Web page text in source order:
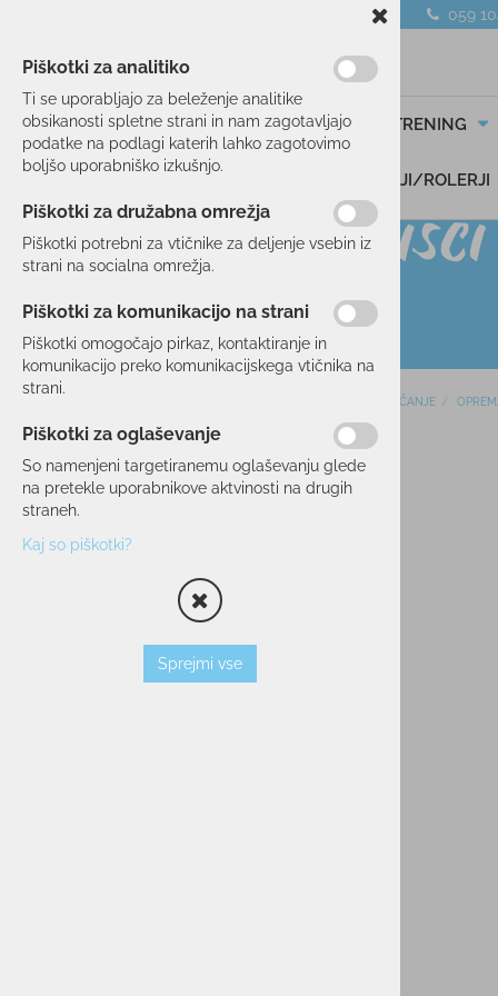
059
SMUČANJE TEK/TRENING
DARILNI BONI SKIROJI/ROLERJI
OBLAČILA
SMUČANJE
12 %
Piškotki za analitiko
Ti se uporabljajo za beleženje analitike
obsikanosti spletne strani in nam zagotavljajo
podatke na podlagi katerih lahko zagotovimo
boljšo uporabniško izkušnjo.
Piškotki za družabna omrežja
Piškotki potrebni za vtičnike za deljenje vsebin iz
strani na socialna omrežja.
Piškotki za komunikacijo na strani
Piškotki omogočajo pirkaz, kontaktiranje in
komunikacijo preko komunikacijskega vtičnika na
strani.
Piškotki za oglaševanje
So namenjeni targetiranemu oglaševanju glede
na pretekle uporabnikove aktvinosti na drugih
straneh.
Kaj so piškotki?
Sprejmi vse